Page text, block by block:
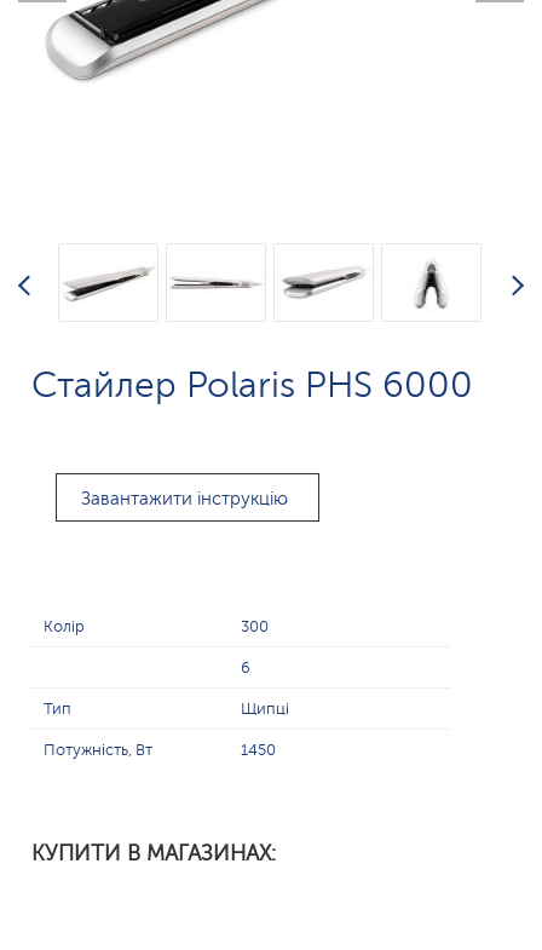
Стайлер Polaris PHS 6000
Завантажити інструкцію
Колір 300
6
Тип Щипці
Потужність, Вт 1450
КУПИТИ В МАГАЗИНАХ: